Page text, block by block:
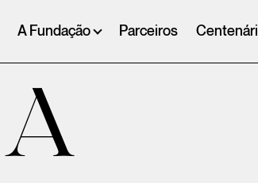
A Fundação Parceiros
A